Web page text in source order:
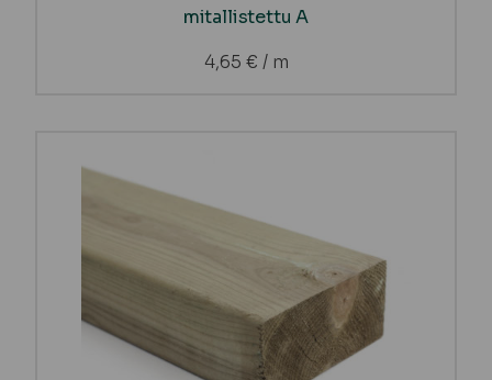
mitallistettu A
4,65 € / m